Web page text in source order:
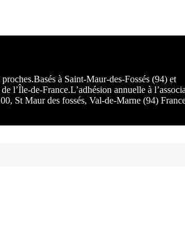
à Saint-Maur-des-Fossés (94) et
l’Île-de-France.L’adhésion annuelle à
St Maur des fossés, Val-de-Marne (94)